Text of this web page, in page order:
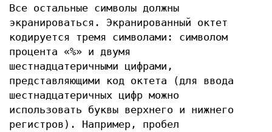
Все остальные символы должны
экранироваться. Экранированный октет
кодируется тремя символами: символом
процента «%» и двумя
шестнадцатеричными цифрами,
представляющими код октета (для ввода
шестнадцатеричных цифр можно
использовать буквы верхнего и нижнего
регистров). Например, пробел